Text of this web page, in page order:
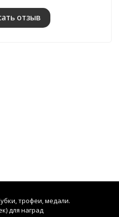
отзыв
трофеи, медали.
для наград